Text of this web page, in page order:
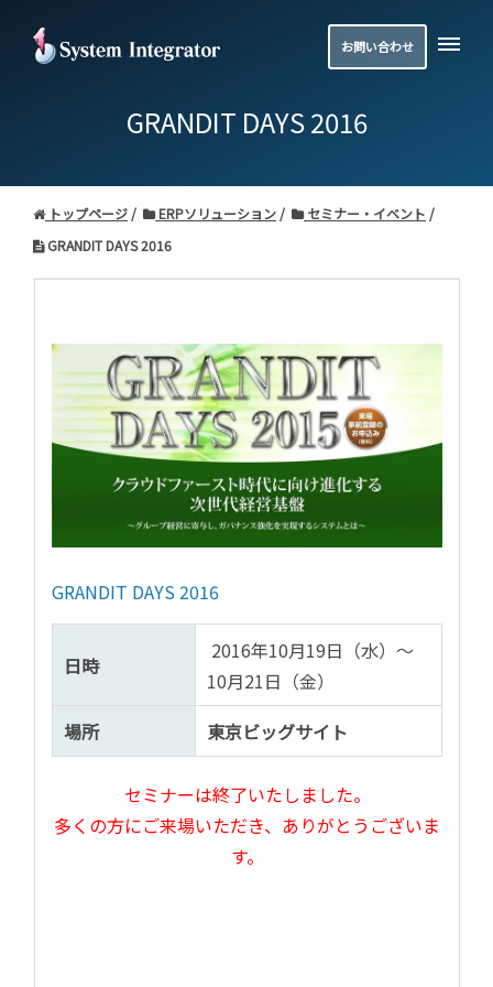
お問い合わせ
GRANDIT DAYS 2016
トップページ ERPソリューション
セミナー・イベント
GRANDIT DAYS 2016
GRANDIT DAYS 2016
日時
2016年10月19日（水）～
10月21日（金）
場所
東京ビッグサイト
セミナーは終了いたしました。
多くの方にご来場いただき、ありがとうございま
す。